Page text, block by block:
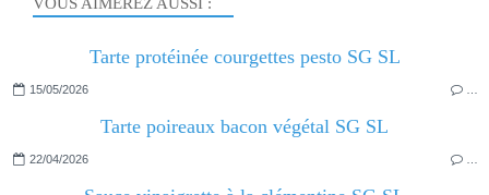
Tarte protéinée courgettes pesto SG SL
15/05/2026
Tarte poireaux bacon végétal SG SL
22/04/2026